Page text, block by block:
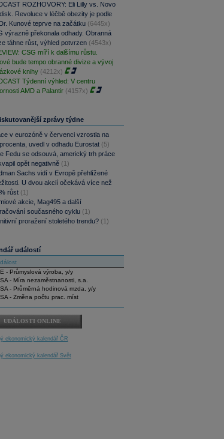
ROZHOVORY: Eli Lilly vs. Novo
Revoluce v léčbě obezity je podle
Kunové teprve na začátku (6445x)
výrazně překonala odhady. Obranná
táhne růst, výhled potvrzen (4543x)
CSG míří k dalšímu růstu.
bude tempo obranné divize a vývoj
knihy (4212x)
Týdenní výhled: V centru
AMD a Palantir (4157x)
zprávy týdne
v eurozóně v červenci vzrostla na
uvedl v odhadu Eurostat (5)
Fedu se odsouvá, americký trh práce
opět negativně (1)
Sachs vidí v Evropě přehlížené
U dvou akcií očekává více než
růst (1)
akcie, Mag495 a další
současného cyklu (1)
proražení stoletého trendu? (1)
událostí
- Průmyslová výroba, y/y
- Míra nezaměstnanosti, s.a.
- Průměrná hodinová mzda, y/y
- Změna počtu prac. míst
UDÁLOSTI ONLINE
ekonomický kalendář ČR
ekonomický kalendář Svět